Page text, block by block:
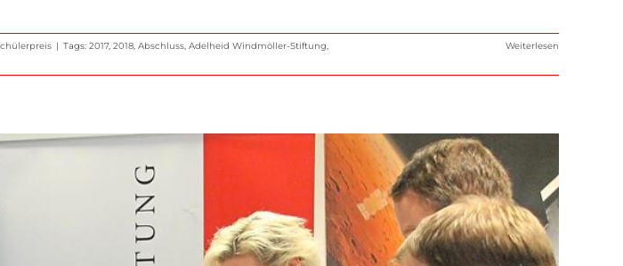
| Tags: 2017, 2018, Abschluss, Adelheid Windmöller-Stiftung,
Weiterlesen